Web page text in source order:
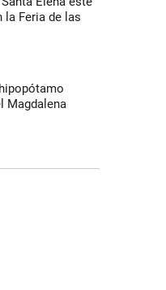
la Feria de las
Magdalena